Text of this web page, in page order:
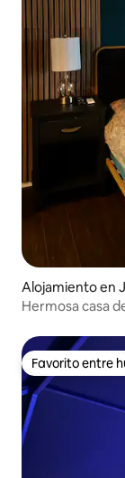
Alojamiento en
Hermosa casa
Favorito entre
Favorito entre